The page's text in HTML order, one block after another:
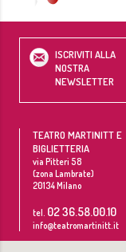
ISCRIVITI ALLA
NOSTRA
NEWSLETTER
TEATRO MARTINITT E
BIGLIETTERIA
via Pitteri 58
(zona Lambrate)
20134Milano
tel. 02 36.58.00.10
info@teatromartinitt.it